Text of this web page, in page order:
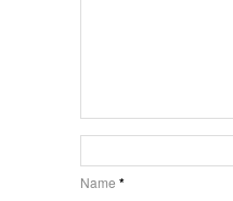
Name *